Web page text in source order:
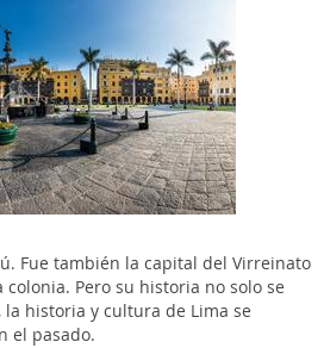
Fue también la capital del Virreinato
Pero su historia no solo se
historia y cultura de Lima se
el pasado.